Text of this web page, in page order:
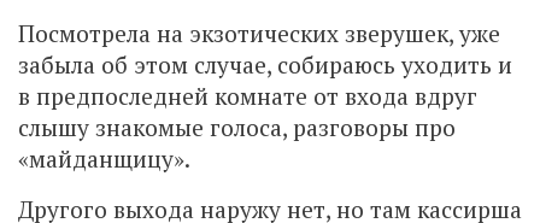
Посмотрела на экзотических зверушек, уже
забыла об этом случае, собираюсь уходить и
в предпоследней комнате от входа вдруг
слышу знакомые голоса, разговоры про
«майданщицу».
Другого выхода наружу нет, но там кассирша